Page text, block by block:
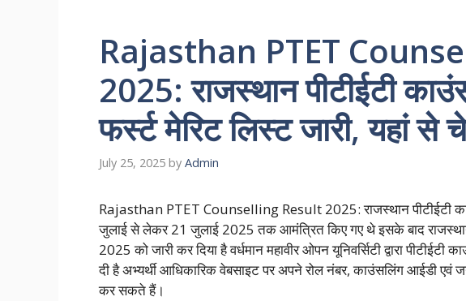
Rajasthan PTET
2025: राजस्थान पीटीईटी
फर्स्ट मेरिट लिस्ट जारी, यहां
July 25, 2025 by Admin
Rajasthan PTET Counselling Result 2025: राजस्थान पीटीईटी
जुलाई से लेकर 21 जुलाई 2025 तक आमंत्रित किए गए थे इसके बाद
2025 को जारी कर दिया है वर्धमान महावीर ओपन यूनिवर्सिटी द्वारा
दी है अभ्यर्थी आधिकारिक वेबसाइट पर अपने रोल नंबर, काउंसलिंग आईडी
कर सकते हैं।